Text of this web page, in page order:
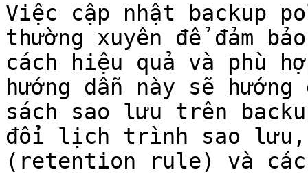
Việc cập nhật backup
thường xuyên để đảm
cách hiệu quả và phù
hướng dẫn này sẽ
sách sao lưu trên
đổi lịch trình sao
(retention rule) và